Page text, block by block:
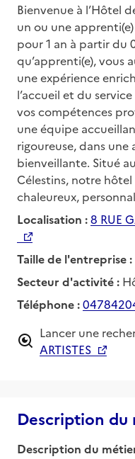
Bienvenue à l’Hôtel
un ou une
pour 1 an à partir du
qu’apprenti(e), vous
une expérience
l’accueil et du
vos compétences
une équipe
rigoureuse, dans
bienveillante. Situé
Célestins, notre
chaleureux,
Localisation :8 RUE
Taille de l'entreprise :
Secteur d'activité :
Téléphone :
Lancer une
ARTISTES
Description du
Description du